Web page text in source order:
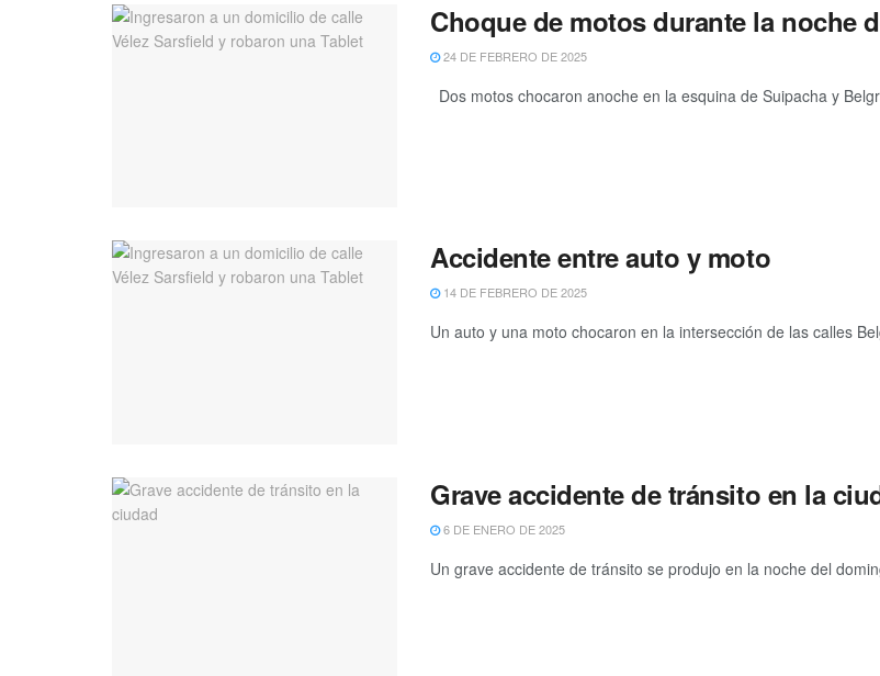
Choque de motos durante la noche
24 DE FEBRERO DE 2025
Dos motos chocaron anoche en la esquina de Suipacha y
Accidente entre auto y moto
14 DE FEBRERO DE 2025
Un auto y una moto chocaron en la intersección de las calles
Grave accidente de tránsito en la
6 DE ENERO DE 2025
Un grave accidente de tránsito se produjo en la noche del